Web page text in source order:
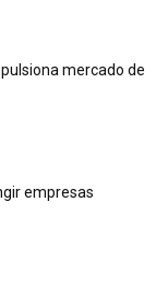
mercado de
empresas